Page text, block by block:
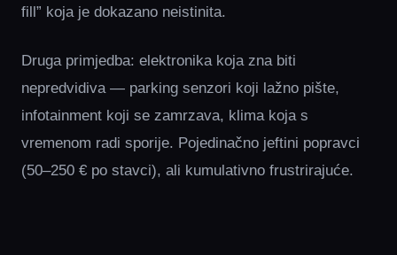
fill” koja je dokazano neistinita.
Druga primjedba: elektronika koja zna biti
nepredvidiva — parking senzori koji lažno pište,
infotainment koji se zamrzava, klima koja s
vremenom radi sporije. Pojedinačno jeftini popravci
(50–250 € po stavci), ali kumulativno frustrirajuće.